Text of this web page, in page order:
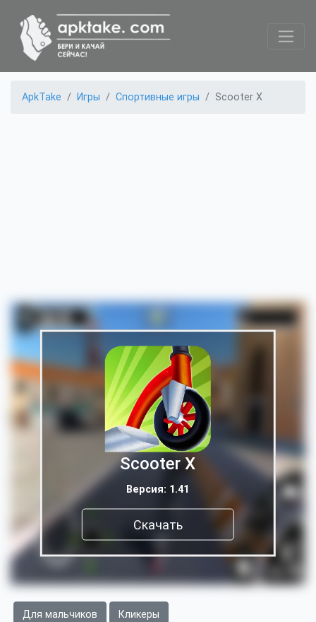
ApkTake Игры Спортивные игры Scooter X
Scooter X
Версия: 1.41
Скачать
Для мальчиков Кликеры